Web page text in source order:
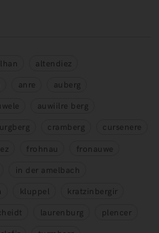
altendiez
anre
auberg
auwiilre berg
cramberg
cursenere
frohnau
fronauwe
in der amelbach
kluppel
kratzinbergir
laurenburg
plencer